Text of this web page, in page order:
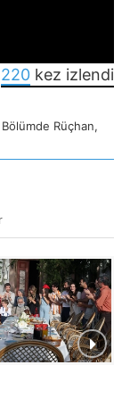
220 kez izlendi
Bölümde Rüçhan,